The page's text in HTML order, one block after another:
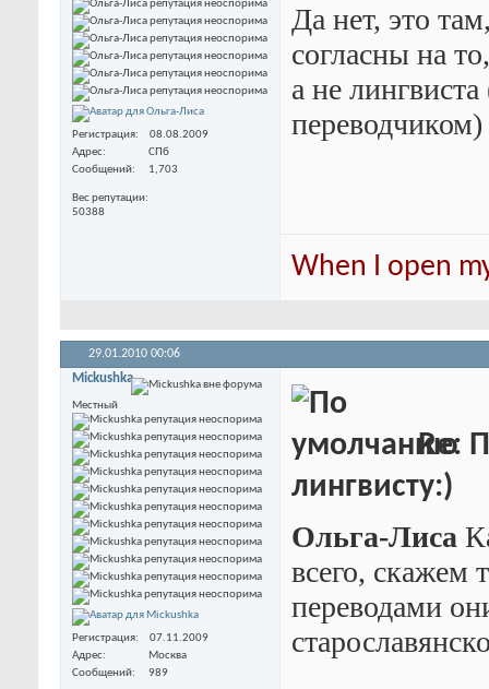
Регистрация
08.08.2009
Адрес
СПб
Сообщений
1,703
Вес репутации
50388
Да нет, это
согласны на
а не
переводчиком)
When I open
29.01.2010 00:06
Mickushka
Местный
Регистрация
07.11.2009
Адрес
Москва
Сообщений
989
Re:
лингвисту:)
Ольга-Лиса
всего, скажем
переводами